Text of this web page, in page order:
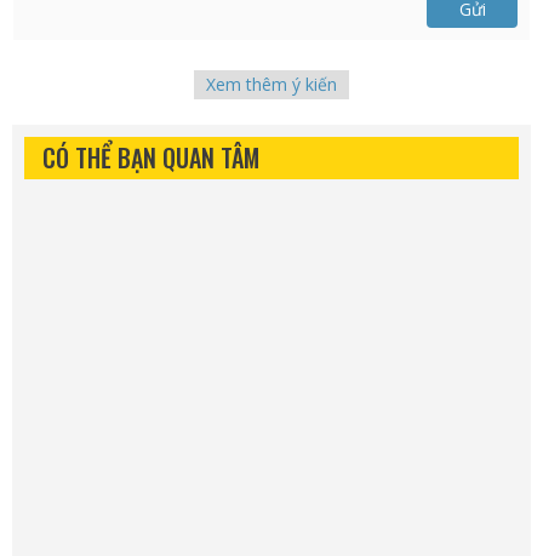
Gửi
Xem thêm ý kiến
CÓ THỂ BẠN QUAN TÂM